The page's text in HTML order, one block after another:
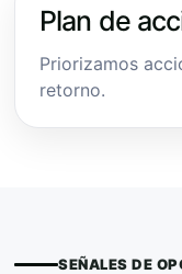
Plan de
Priorizamos
retorno.
SEÑALES DE